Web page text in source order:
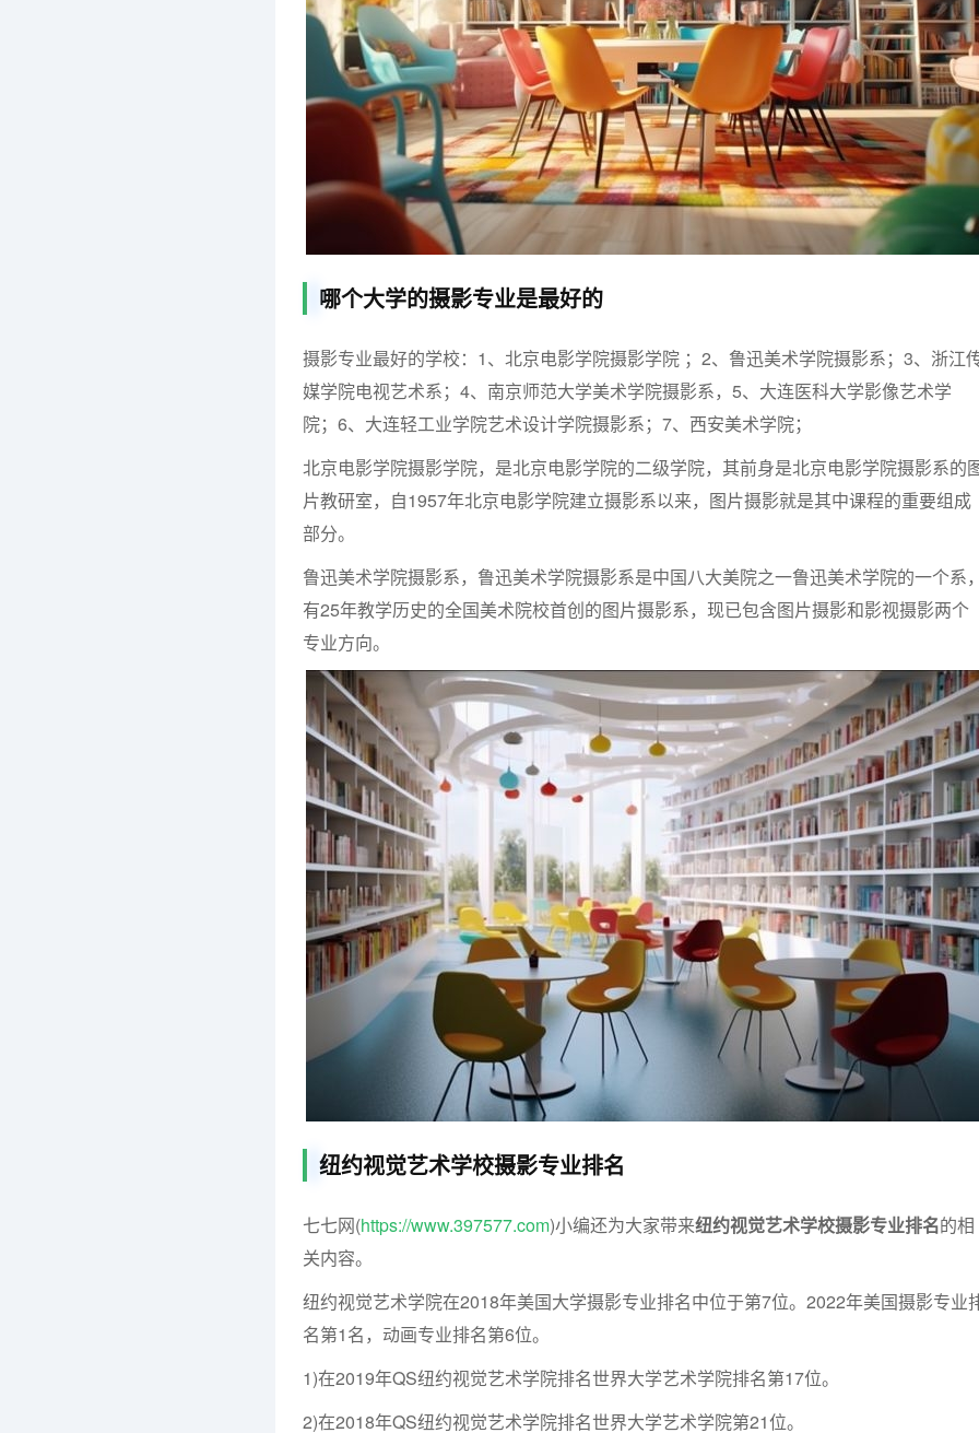
哪个大学的摄影专业是最好的
摄影专业最好的学校：1、北京电影学院摄影学院 ；2、鲁迅美术学院摄影系；3、浙江
媒学院电视艺术系；4、南京师范大学美术学院摄影系，5、大连医科大学影像艺术学
院；6、大连轻工业学院艺术设计学院摄影系；7、西安美术学院；
北京电影学院摄影学院，是北京电影学院的二级学院，其前身是北京电影学院摄影系的
片教研室，自1957年北京电影学院建立摄影系以来，图片摄影就是其中课程的重要组成
部分。
鲁迅美术学院摄影系，鲁迅美术学院摄影系是中国八大美院之一鲁迅美术学院的一个系
有25年教学历史的全国美术院校首创的图片摄影系，现已包含图片摄影和影视摄影两个
专业方向。
纽约视觉艺术学校摄影专业排名
七七网(https://www.397577.com)小编还为大家带来纽约视觉艺术学校摄影专业排名的相
关内容。
纽约视觉艺术学院在2018年美国大学摄影专业排名中位于第7位。2022年美国摄影专业
名第1名，动画专业排名第6位。
1)在2019年QS纽约视觉艺术学院排名世界大学艺术学院排名第17位。
2)在2018年QS纽约视觉艺术学院排名世界大学艺术学院第21位。